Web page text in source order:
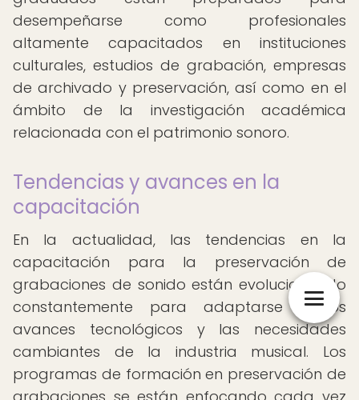
desempeñarse como profesionales
altamente capacitados en instituciones
culturales, estudios de grabación, empresas
de archivado y preservación, así como en el
ámbito de la investigación académica
relacionada con el patrimonio sonoro.
Tendencias y avances en la
capacitación
En la actualidad, las tendencias en la
capacitación para la preservación de
grabaciones de sonido están evolucionando
constantemente para adaptarse a los
avances tecnológicos y las necesidades
cambiantes de la industria musical. Los
programas de formación en preservación de